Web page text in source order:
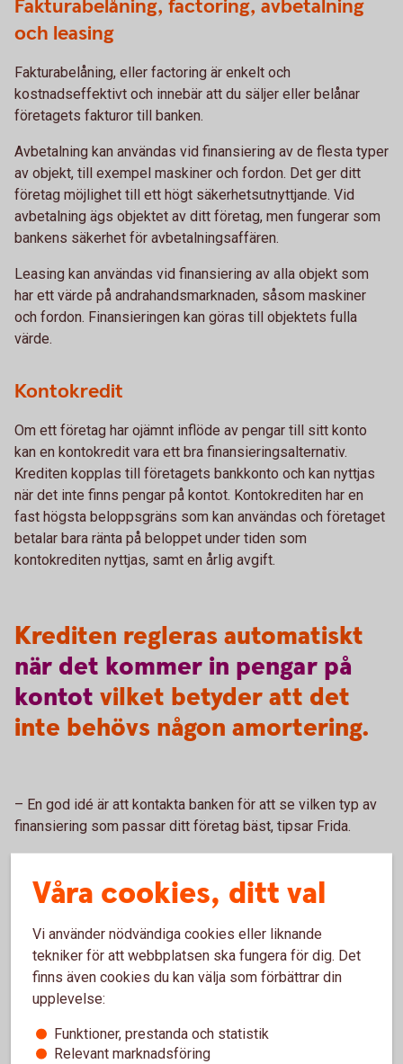
Fakturabelåning, factoring, avbetalning
och leasing
Fakturabelåning, eller factoring är enkelt och
kostnadseffektivt och innebär att du säljer eller belånar
företagets fakturor till banken.
Avbetalning kan användas vid finansiering av de flesta typer
av objekt, till exempel maskiner och fordon. Det ger ditt
företag möjlighet till ett högt säkerhetsutnyttjande. Vid
avbetalning ägs objektet av ditt företag, men fungerar som
bankens säkerhet för avbetalningsaffären.
Leasing kan användas vid finansiering av alla objekt som
har ett värde på andrahandsmarknaden, såsom maskiner
och fordon. Finansieringen kan göras till objektets fulla
värde.
Kontokredit
Om ett företag har ojämnt inflöde av pengar till sitt konto
kan en kontokredit vara ett bra finansieringsalternativ.
Krediten kopplas till företagets bankkonto och kan nyttjas
när det inte finns pengar på kontot. Kontokrediten har en
fast högsta beloppsgräns som kan användas och företaget
betalar bara ränta på beloppet under tiden som
kontokrediten nyttjas, samt en årlig avgift.
Krediten regleras automatiskt
när det kommer in pengar på
kontot vilket betyder att det
inte behövs någon amortering.
– En god idé är att kontakta banken för att se vilken typ av
finansiering som passar ditt företag bäst, tipsar Frida.
Andra sätt att finansiera företaget
för ditt företag, beroende på vilka behov ni har, till exempel
kan man ansöka om lån och riskkapital hos Almi, och hos
Vinnova, Sveriges innovationsmyndighet, kan ni söka
finansiering till innovationsprojekt.
– Under vissa förutsättningar kan man även få ett
Våra cookies, ditt val
Vi använder nödvändiga cookies eller liknande
tekniker för att webbplatsen ska fungera för dig. Det
finns även cookies du kan välja som förbättrar din
upplevelse:
Funktioner, prestanda och statistik
Relevant marknadsföring